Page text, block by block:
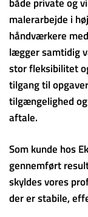
malerarbejde i
håndværkere
lægger samtidig
stor fleksibilitet
tilgang til
tilgængelighed
aftale.
Som kunde hos
gennemført
skyldes vores
der er stabile,